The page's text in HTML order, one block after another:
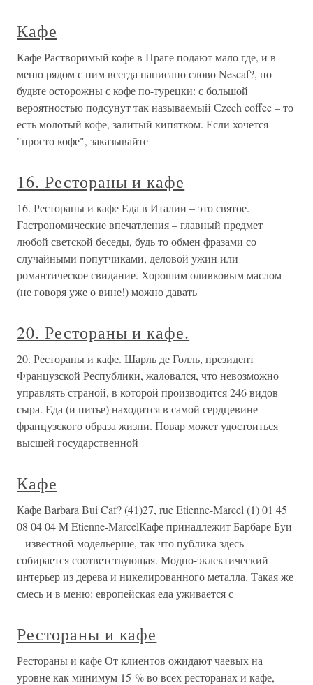
Кафе
Кафе Растворимый кофе в Праге подают мало где, и в
меню рядом с ним всегда написано слово Nescaf?, но
будьте осторожны с кофе по-турецки: с большой
вероятностью подсунут так называемый Сzech coffee – то
есть молотый кофе, залитый кипятком. Если хочется
"просто кофе", заказывайте
16. Рестораны и кафе
16. Рестораны и кафе Еда в Италии – это святое.
Гастрономические впечатления – главный предмет
любой светской беседы, будь то обмен фразами со
случайными попутчиками, деловой ужин или
романтическое свидание. Хорошим оливковым маслом
(не говоря уже о вине!) можно давать
20. Рестораны и кафе.
20. Рестораны и кафе. Шарль де Голль, президент
Французской Республики, жаловался, что невозможно
управлять страной, в которой производится 246 видов
сыра. Еда (и питье) находится в самой сердцевине
французского образа жизни. Повар может удостоиться
высшей государственной
Кафе
Кафе Barbara Bui Caf? (41)27, rue Etienne-Marcel (1) 01 45
08 04 04 M Etienne-MarcelКафе принадлежит Барбаре Буи
– известной модельерше, так что публика здесь
собирается соответствующая. Модно-эклектический
интерьер из дерева и никелированного металла. Такая же
смесь и в меню: европейская еда уживается с
Рестораны и кафе
Рестораны и кафе От клиентов ожидают чаевых на
уровне как минимум 15 % во всех ресторанах и кафе,